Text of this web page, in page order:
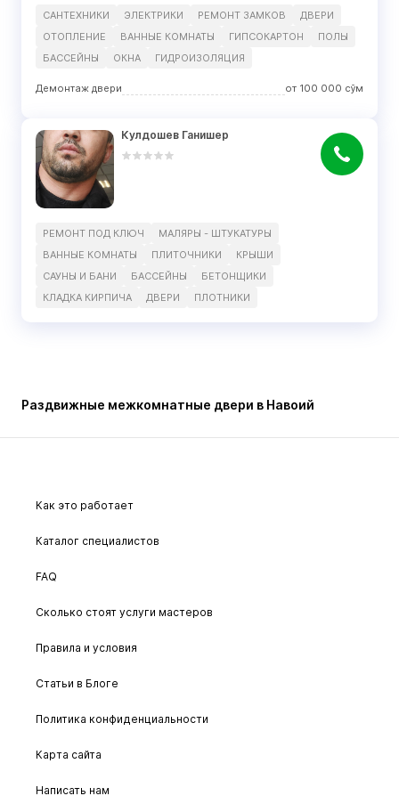
САНТЕХНИКИ ЭЛЕКТРИКИ РЕМОНТ ЗАМКОВ
ДВЕРИ
ОТОПЛЕНИЕ
ВАННЫЕ КОМНАТЫ ГИПСОКАРТОН
ПОЛЫ
БАССЕЙНЫ
ОКНА ГИДРОИЗОЛЯЦИЯ
Демонтаж двери от 100 000 сўм
Кулдошев Ганишер
РЕМОНТ ПОД КЛЮЧ
МАЛЯРЫ - ШТУКАТУРЫ
ВАННЫЕ КОМНАТЫ
ПЛИТОЧНИКИ
КРЫШИ
САУНЫ И БАНИ
БАССЕЙНЫ
БЕТОНЩИКИ
КЛАДКА КИРПИЧА
ДВЕРИ ПЛОТНИКИ
Раздвижные межкомнатные двери в Навоий
Как это работает
Каталог специалистов
FAQ
Сколько стоят услуги мастеров
Правила и условия
Статьи в Блоге
Политика конфиденциальности
Карта сайта
Написать нам